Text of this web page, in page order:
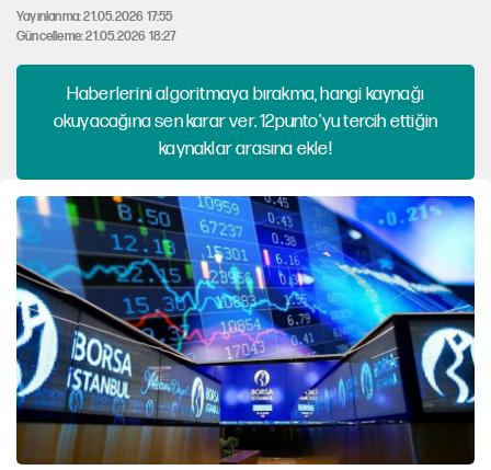
Yayınlanma: 21.05.2026 17:55
Güncelleme: 21.05.2026 18:27
Haberlerini algoritmaya bırakma, hangi kaynağı
okuyacağına sen karar ver. 12punto'yu tercih ettiğin
kaynaklar arasına ekle!